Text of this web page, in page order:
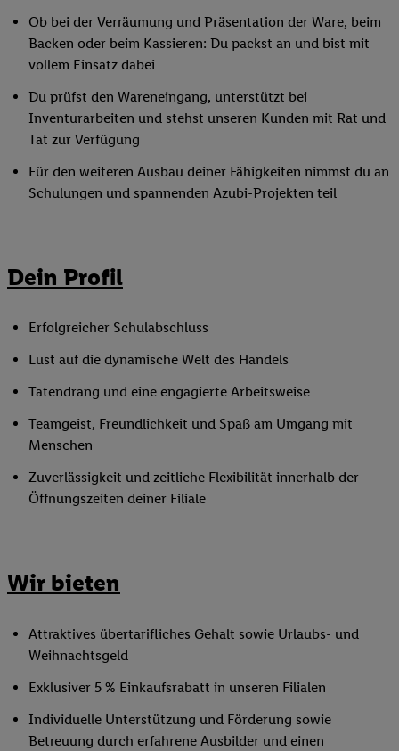
Ob bei der Verräumung und Präsentation der Ware, beim
Backen oder beim Kassieren: Du packst an und bist mit
vollem Einsatz dabei
Du prüfst den Wareneingang, unterstützt bei
Inventurarbeiten und stehst unseren Kunden mit Rat und
Tat zur Verfügung
Für den weiteren Ausbau deiner Fähigkeiten nimmst du an
Schulungen und spannenden Azubi-Projekten teil
Dein Profil
Erfolgreicher Schulabschluss
Lust auf die dynamische Welt des Handels
Tatendrang und eine engagierte Arbeitsweise
Teamgeist, Freundlichkeit und Spaß am Umgang mit
Menschen
Zuverlässigkeit und zeitliche Flexibilität innerhalb der
Öffnungszeiten deiner Filiale
Wir bieten
Attraktives übertarifliches Gehalt sowie Urlaubs- und
Weihnachtsgeld
Exklusiver 5 % Einkaufsrabatt in unseren Filialen
Individuelle Unterstützung und Förderung sowie
Betreuung durch erfahrene Ausbilder und einen